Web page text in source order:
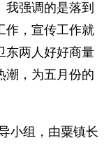
强调的是落到
作，宣传工作就
东两人好好商量
潮，为五月份的
小组，由粟镇长